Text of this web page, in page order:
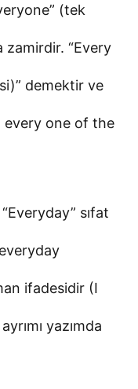
(tek
zamirdir. “Every
demektir ve
every one of the
sıfat
ifadesidir (I
yazımda